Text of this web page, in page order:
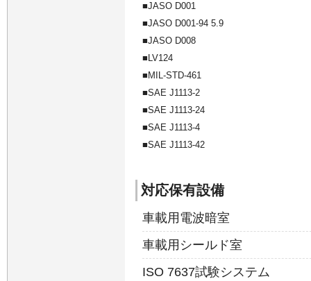
JASO D001
JASO D001-94 5.9
JASO D008
LV124
MIL-STD-461
SAE J1113-2
SAE J1113-24
SAE J1113-4
SAE J1113-42
対応保有設備
車載用電波暗室
車載用シールド室
ISO 7637試験システム